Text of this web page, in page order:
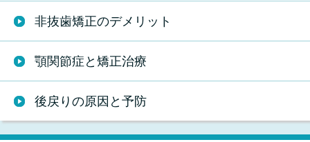
非抜歯矯正のデメリット
顎関節症と矯正治療
後戻りの原因と予防